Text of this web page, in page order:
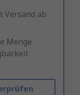
Versand ab
Menge